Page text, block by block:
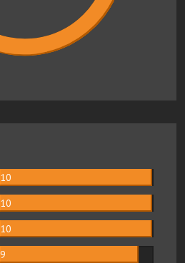
10
10
10
9